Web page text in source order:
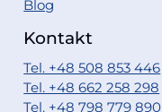
Blog
Kontakt
Tel. +48 508 853 446
Tel. +48 662 258 298
Tel. +48 798 779 890